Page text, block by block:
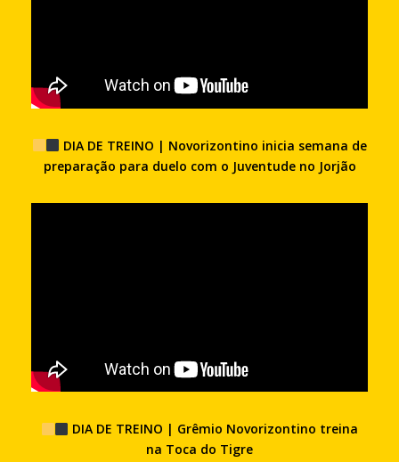
DIA DE TREINO | Novorizontino inicia semana de
preparação para duelo com o Juventude no Jorjão
DIA DE TREINO | Grêmio Novorizontino treina
na Toca do Tigre